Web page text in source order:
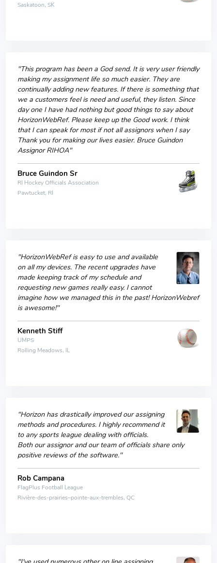
Saskatoon, SK
"This program has been a God send. It is very user friendly
making my assignment life so much easier. They are
continually adding new features. If there is something that
we a customers feel is need and useful, they listen. Since
day one I have had nothing but good things to say about
HorizonWebRef. Please keep up the Good work. I think
that I can speak for most if not all assignors when I say
Thank you for making our lives easier. Bruce Guindon
Assignor RIHOA"
Bruce Guindon Sr
RI Hockey Officials Association
Pawtucket, RI
"HorizonWebRef is easy to use and available
on all my devices. The recent upgrades have
made keeping track of my schedule and
requesting new games really easy. I cannot
imagine how we managed this in the past! HorizonWebref
is awesome!"
Kenneth Stiff
UMPS
Rolling Meadows, IL
"Horizon has drastically improved our assigning
methods and procedures. I highly recommend it
to any sports league dealing with officials.
Both our assignor and our team of officials share only
positive reviews of the software."
Rob Campana
FlagPlus Football League
Rivière-des-prairies–pointe-aux-trembles, QC